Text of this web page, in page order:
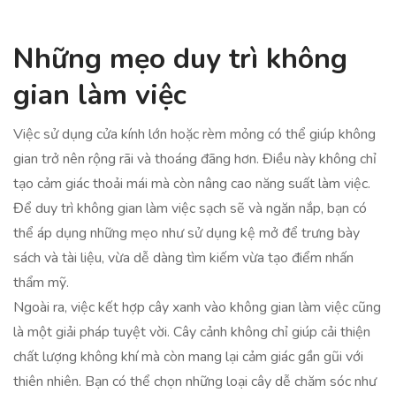
Những mẹo duy trì không
gian làm việc
Việc sử dụng cửa kính lớn hoặc rèm mỏng có thể giúp không
gian trở nên rộng rãi và thoáng đãng hơn. Điều này không chỉ
tạo cảm giác thoải mái mà còn nâng cao năng suất làm việc.
Để duy trì không gian làm việc sạch sẽ và ngăn nắp, bạn có
thể áp dụng những mẹo như sử dụng kệ mở để trưng bày
sách và tài liệu, vừa dễ dàng tìm kiếm vừa tạo điểm nhấn
thẩm mỹ.
Ngoài ra, việc kết hợp cây xanh vào không gian làm việc cũng
là một giải pháp tuyệt vời. Cây cảnh không chỉ giúp cải thiện
chất lượng không khí mà còn mang lại cảm giác gần gũi với
thiên nhiên. Bạn có thể chọn những loại cây dễ chăm sóc như